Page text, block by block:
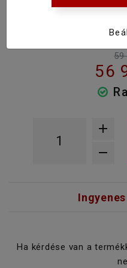
Szállítás
59
56
Ha kérdése van a